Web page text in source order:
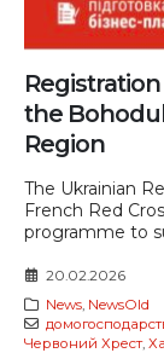
the
Region
The Ukrainian
French Red
programme to
20.02.2026
News, NewsOld
Червоний Хрест,